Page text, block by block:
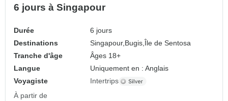
6 jours à Singapour
Durée
6 jours
Destinations
Singapour,Bugis,Île de Sentosa
Tranche d'âge
Âges 18+
Langue
Uniquement en : Anglais
Voyagiste
Intertrips
À partir de